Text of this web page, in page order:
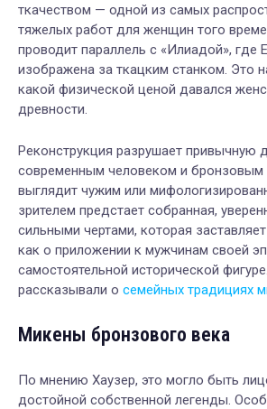
ткачеством — одной из самых
тяжелых работ для женщин того
проводит параллель с «Илиадой», где
изображена за ткацким станком. Это
какой физической ценой давался
древности.
Реконструкция разрушает привычную
современным человеком и бронзовым
выглядит чужим или
зрителем предстает собранная,
сильными чертами, которая
как о приложении к мужчинам своей
самостоятельной исторической
рассказывали о семейных традициях
Микены бронзового века
По мнению Хаузер, это могло быть
достойной собственной легенды.